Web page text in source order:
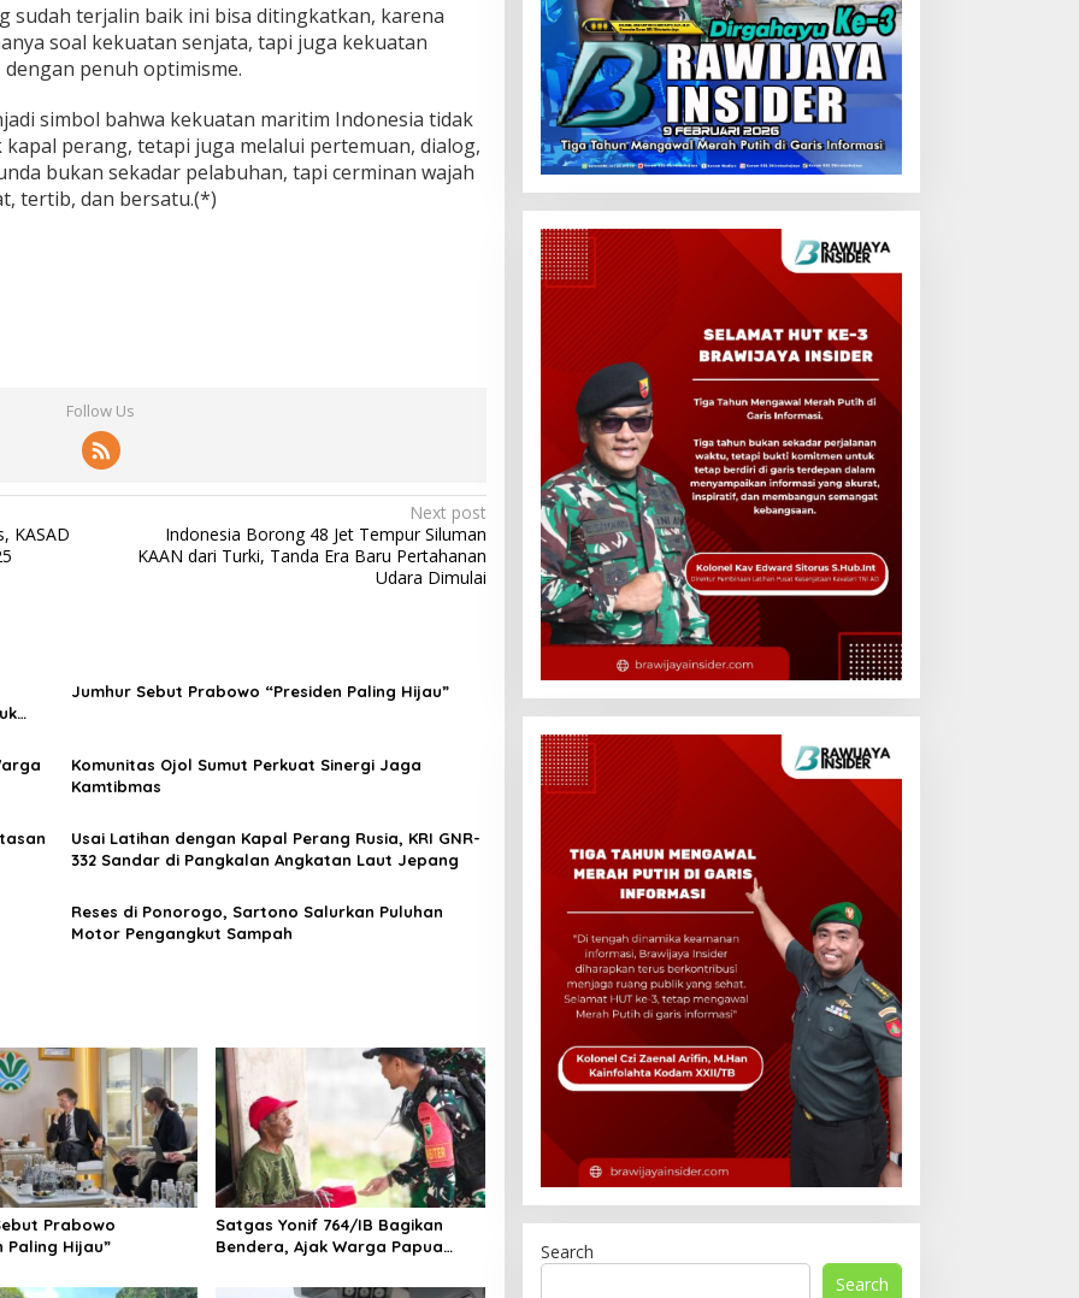
sudah terjalin baik ini bisa ditingkatkan, karena
soal kekuatan senjata, tapi juga kekuatan
penuh optimisme.
simbol bahwa kekuatan maritim Indonesia tidak
perang, tetapi juga melalui pertemuan, dialog,
bukan sekadar pelabuhan, tapi cerminan wajah
tertib, dan bersatu.(*)
Follow Us
KASAD
Next post
Indonesia Borong 48 Jet Tempur Siluman
KAAN dari Turki, Tanda Era Baru Pertahanan
Udara Dimulai
Jumhur Sebut Prabowo “Presiden Paling Hijau”
Komunitas Ojol Sumut Perkuat Sinergi Jaga
Kamtibmas
Usai Latihan dengan Kapal Perang Rusia, KRI GNR-
332 Sandar di Pangkalan Angkatan Laut Jepang
Reses di Ponorogo, Sartono Salurkan Puluhan
Motor Pengangkut Sampah
Prabowo
Paling Hijau”
Satgas Yonif 764/IB Bagikan
Bendera, Ajak Warga Papua
Search
Search